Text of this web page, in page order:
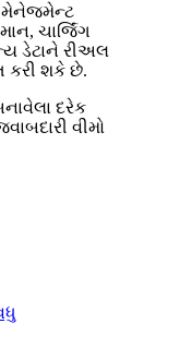
મેનેજમેન્ટ
ચાર્જિંગ
ડેટાને રીઅલ
કરી શકે છે.
દરેક
વીમો